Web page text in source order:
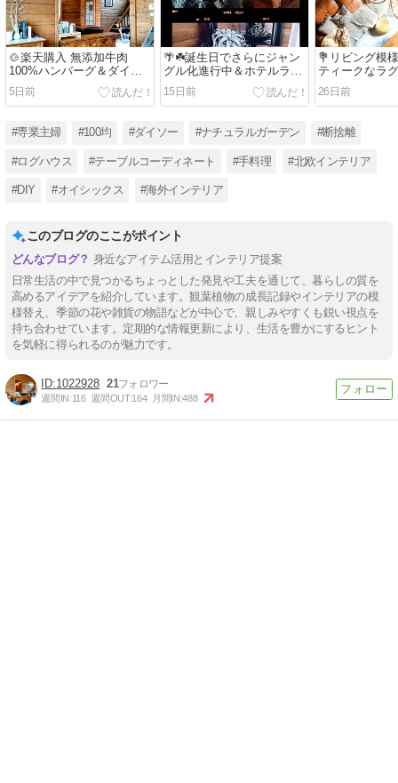
🍲楽天購入 無添加牛肉
100%ハンバーグ＆ダイソ
ーのシンプル収納🧺
5日前
🌴☘️誕生日でさらにジャン
グル化進行中＆ホテルライ
クな香り☘️🌴
15日前
💐リビング模
ティークなラ
ら隠し💐
26日前
#専業主婦 #100均 #ダイソー #ナチュラルガーデン #断捨離
#ログハウス #テーブルコーディネート #手料理 #北欧インテリア
#DIY #オイシックス #海外インテリア
このブログのここがポイント
身近なアイテム活用とインテリア提案
日常生活の中で見つかるちょっとした発見や工夫を通じて、暮らしの質を
高めるアイデアを紹介しています。観葉植物の成長記録やインテリアの模
様替え、季節の花や雑貨の物語などが中心で、親しみやすくも鋭い視点を
持ち合わせています。定期的な情報更新により、生活を豊かにするヒント
を気軽に得られるのが魅力です。
1022928 21
週間IN:116 週間OUT:164 月間IN:488